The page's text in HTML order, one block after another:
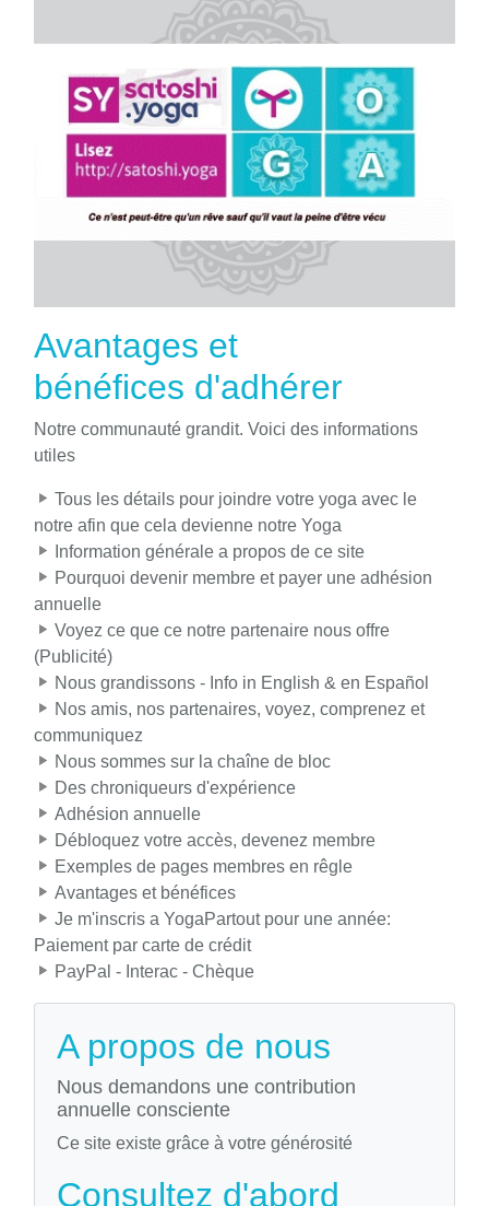
Avantages et
bénéfices d'adhérer
Notre communauté grandit. Voici des informations
utiles
Tous les détails pour joindre votre yoga avec le
notre afin que cela devienne notre Yoga
Information générale a propos de ce site
Pourquoi devenir membre et payer une adhésion
annuelle
Voyez ce que ce notre partenaire nous offre
(Publicité)
Nous grandissons - Info in English & en Español
Nos amis, nos partenaires, voyez, comprenez et
communiquez
Nous sommes sur la chaîne de bloc
Des chroniqueurs d'expérience
Adhésion annuelle
Débloquez votre accès, devenez membre
Exemples de pages membres en rêgle
Avantages et bénéfices
Je m'inscris a YogaPartout pour une année:
Paiement par carte de crédit
PayPal - Interac - Chèque
A propos de nous
Nous demandons une contribution
annuelle consciente
Ce site existe grâce à votre générosité
Consultez d'abord